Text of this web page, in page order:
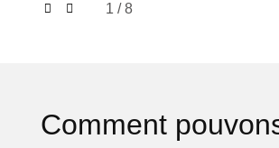
1 / 8
Comment